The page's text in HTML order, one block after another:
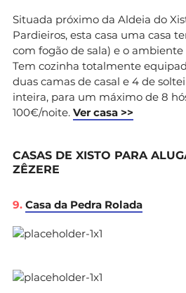
Situada próximo da Aldeia do
Pardieiros, esta casa uma casa
com fogão de sala) e o
Tem cozinha totalmente
duas camas de casal e 4 de
inteira, para um máximo de 8
100€/noite. Ver casa >>
CASAS DE XISTO PARA
ZÊZERE
9. Casa da Pedra Rolada